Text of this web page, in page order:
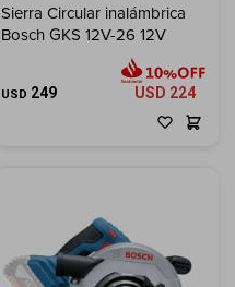
Sierra Circular inalámbrica
Bosch GKS 12V-26 12V
USD 249 USD 224